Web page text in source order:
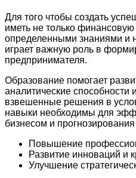
Для того чтобы создать
иметь не только
определенными знаниями и
играет важную роль в
предпринимателя.
Образование помогает
аналитические способности
взвешенные решения в
навыки необходимы для
бизнесом и
Повышение
Развитие инноваций и
Улучшение